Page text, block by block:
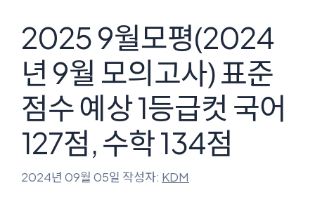
2025 9월모평(2024
년 9월 모의고사) 표준
점수 예상 1등급컷 국어
127점, 수학 134점
2024년 09월 05일 작성자: KDM